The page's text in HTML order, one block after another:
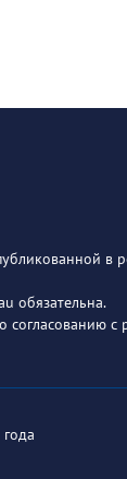
в
обязательна.
с